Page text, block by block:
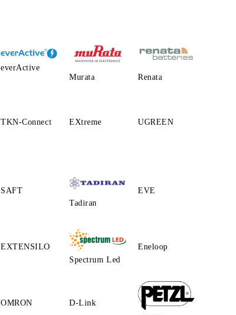
everActive
Murata
Renata
TKN-Connect EXtreme UGREEN
SAFT
Tadiran
EVE
EXTENSILO
Spectrum Led
Eneloop
OMRON
D-Link